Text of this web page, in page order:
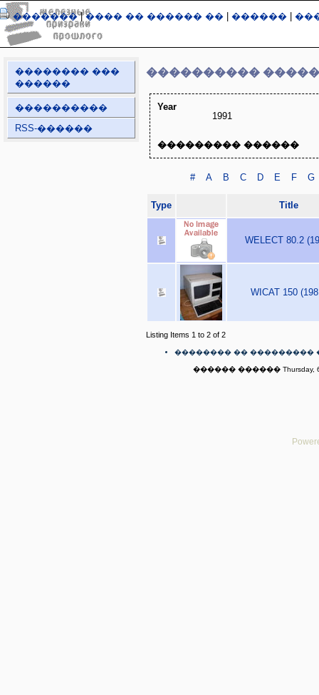
�������|���� �� ������ �� ������
�������� ���
������
����������
RSS-������
����������
Year
1991
��������� ������
# A B C D E F G
Type Title
WELECT 80.2
WICAT 150
Listing Items 1 to 2 of 2
�������� �� ���������
������ ������ Thursday,